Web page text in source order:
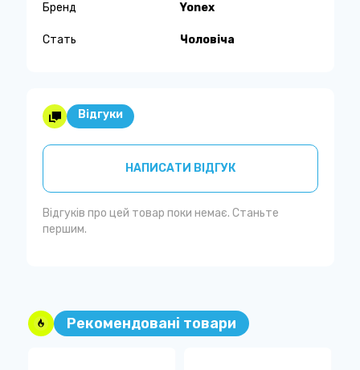
Бренд Yonex
Стать Чоловіча
Відгуки
НАПИСАТИ ВІДГУК
Відгуків про цей товар поки немає. Станьте
першим.
Рекомендовані товари